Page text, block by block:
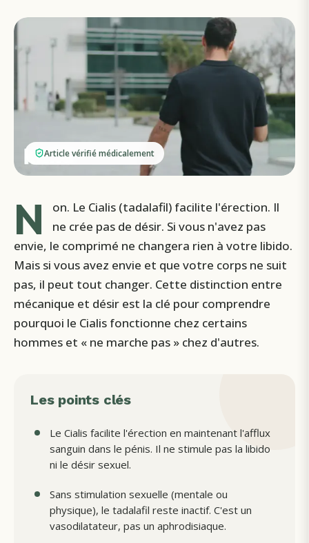
Article vérifié médicalement
N
on. Le Cialis (tadalafil) facilite l'érection. Il
ne crée pas de désir. Si vous n'avez pas
envie, le comprimé ne changera rien à votre libido.
Mais si vous avez envie et que votre corps ne suit
pas, il peut tout changer. Cette distinction entre
mécanique et désir est la clé pour comprendre
pourquoi le Cialis fonctionne chez certains
hommes et « ne marche pas » chez d'autres.
Les points clés
Le Cialis facilite l'érection en maintenant l'afflux
sanguin dans le pénis. Il ne stimule pas la libido
ni le désir sexuel.
Sans stimulation sexuelle (mentale ou
physique), le tadalafil reste inactif. C'est un
vasodilatateur, pas un aphrodisiaque.